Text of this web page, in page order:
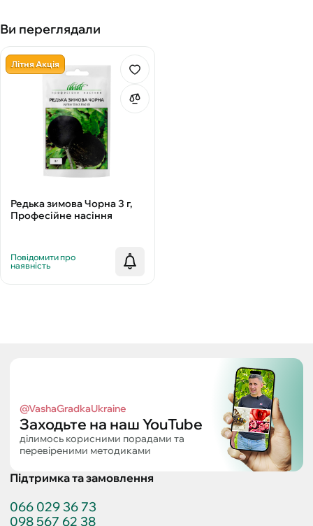
Ви переглядали
Літня Акція
Редька зимова Чорна 3 г,
Професійне насіння
Повідомити про
наявність
@VashaGradkaUkraine
Заходьте на наш YouTube
ділимось корисними порадами та
перевіреними методиками
Підтримка та замовлення
066 029 36 73
098 567 62 38